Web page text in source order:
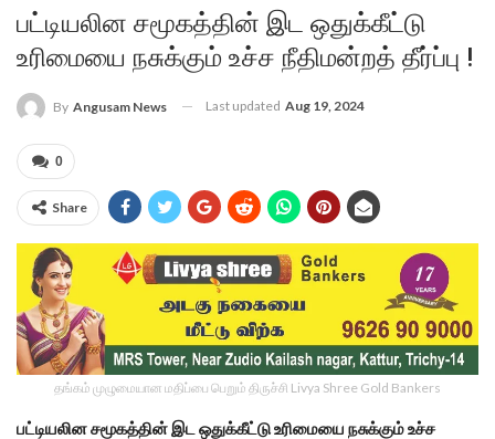
பட்டியலின சமூகத்தின் இட ஒதுக்கீட்டு
உரிமையை நசுக்கும் உச்ச நீதிமன்றத் தீர்ப்பு !
By Angusam News Last updated Aug 19, 2024
0
Share
தங்கம் முழுமையான மதிப்பை பெறும் திருச்சி Livya Shree Gold Bankers
பட்டியலின சமூகத்தின் இட ஒதுக்கீட்டு உரிமையை நசுக்கும் உச்ச